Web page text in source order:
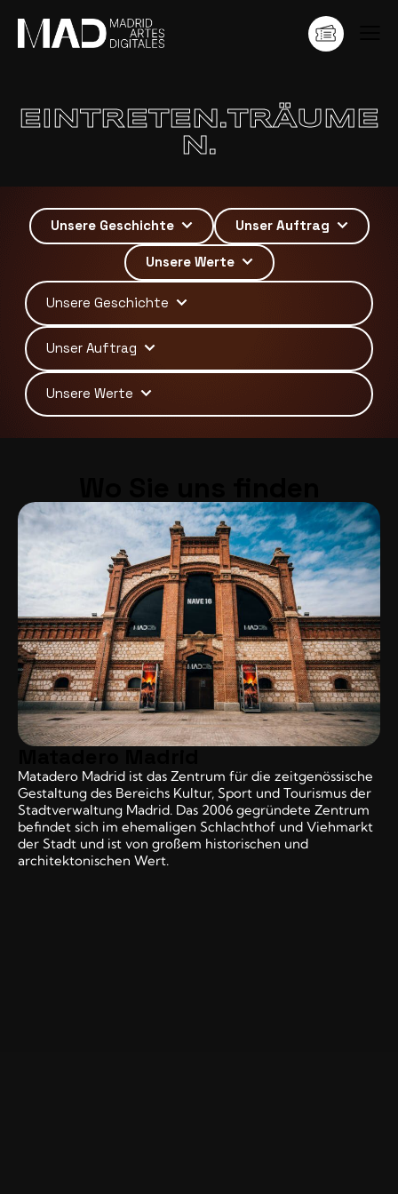
EINTRETEN.TRÄUME
N.
Unsere Geschichte Unser Auftrag
Unsere Werte
Unsere Geschichte
Unser Auftrag
Unsere Werte
Matadero Madrid ist das Zentrum für die zeitgenössische
Gestaltung des Bereichs Kultur, Sport und Tourismus der
Stadtverwaltung Madrid. Das 2006 gegründete Zentrum
befindet sich im ehemaligen Schlachthof und Viehmarkt
der Stadt und ist von großem historischen und
architektonischen Wert.